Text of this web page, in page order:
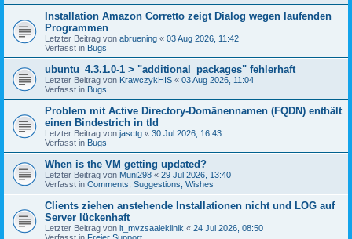
Installation Amazon Corretto zeigt Dialog wegen laufenden
Programmen
Letzter Beitrag von abruening « 03 Aug 2026, 11:42
Verfasst in Bugs
ubuntu_4.3.1.0-1 > "additional_packages" fehlerhaft
Letzter Beitrag von KrawczykHIS « 03 Aug 2026, 11:04
Verfasst in Bugs
Problem mit Active Directory-Domänennamen (FQDN) enthält
einen Bindestrich in tld
Letzter Beitrag von jasctg « 30 Jul 2026, 16:43
Verfasst in Bugs
When is the VM getting updated?
Letzter Beitrag von Muni298 « 29 Jul 2026, 13:40
Verfasst in Comments, Suggestions, Wishes
Clients ziehen anstehende Installationen nicht und LOG auf
Server lückenhaft
Letzter Beitrag von it_mvzsaaleklinik « 24 Jul 2026, 08:50
Verfasst in Freier Support